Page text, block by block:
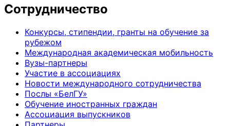
Сотрудничество
Конкурсы, стипендии, гранты на обучение за
рубежом
Международная академическая мобильность
Вузы-партнеры
Участие в ассоциациях
Новости международного сотрудничества
Послы «БелГУ»
Обучение иностранных граждан
Ассоциация выпускников